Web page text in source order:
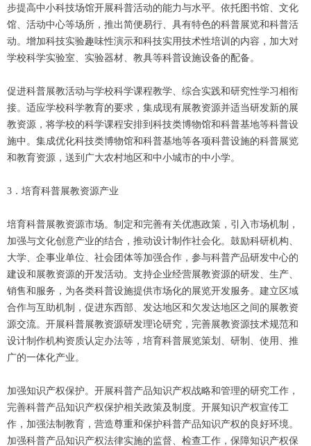
步提高中小科技场馆开展科普活动的能力与水平。依托图书馆、文化
馆、活动中心等场所，推出简便易行、具有特色的科普展览和科普活
动。增加科技实验趣味性演示和科技实用技术性培训的内容，加大对
学校科学实验室、实验器材、教具等科普设施设备的配备。
促进科普展教活动与学校科学课程教学、综合实践和研究性学习相衔
接。适应学校科学教育的要求，集成现有展教资源并适当研发新的展
教资源，将学校的科学课程安排到科技类博物馆和科普基地等科普设
施中。集成优化科技类博物馆和科普基地等各项科普设施的科普展览
和教育资源，送到广大农村地区和中小城市的中小学。
3．培育科普展教资源产业
培育科普展教资源市场。制定和完善有关优惠政策，引入市场机制，
加强与文化创意产业的结合，推动设计制作社会化。鼓励科研机构、
大学、企事业单位、社会团体等加强合作，参与科普产品研发中心的
建设和展教资源的开发活动。支持企业经营展教资源的研发、生产、
销售和服务，为各类科普设施提供市场化的展览开发服务。建立区域
合作与互助机制，促进东西部、发达地区和欠发达地区之间的展教资
源交流。开展科普展教资源研发理论研究，完善展教资源技术规范和
设计制作机构资质认定办法等，培育科普展览策划、研制、使用、推
广的一体化产业。
加强知识产权保护。开展科普产品知识产权战略和管理的研究工作，
完善科普产品知识产权保护相关政策及制度。开展知识产权宣传工
作，加强法制教育，营造尊重和保护科普产品知识产权的良好环境。
加强科普产品知识产权法律实施的监督、检查工作，保障知识产权保